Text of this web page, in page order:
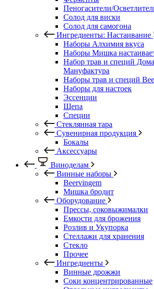
Пеногасители/
Солод для виски
Солод для самогона
Ингредиенты: Настаивание
Наборы Алхимия вкуса
Наборы Мишка
Набор трав и специй
Мануфактура
Наборы трав и специй
Наборы для настоек
Эссенции
Щепа
Специи
Стеклянная тара
Сувенирная продукция
Бокалы
Аксессуары
Виноделам
Винные наборы
Beervingem
Мишка бродит
Оборудование
Прессы, соковыжималки
Емкости для брожения
Розлив и Укупорка
Стеллажи для хранения
Стекло
Прочее
Ингредиенты
Винные дрожжи
Соки концентрированные